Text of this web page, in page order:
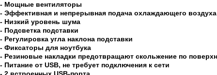
- Мощные вентиляторы
- Эффективная и непрерывная подача охлаждающего воздуха
- Низкий уровень шума
- Подсветка подставки
- Регулировка угла наклона подставки
- Фиксаторы для ноутбука
- Резиновые накладки предотвращают скольжение по
- Питание от USB, не требует подключения к сети